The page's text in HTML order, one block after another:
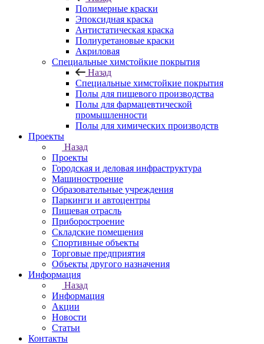
Полимерные краски
Эпоксидная краска
Антистатическая краска
Полиуретановые краски
Акриловая
Специальные химстойкие покрытия
Назад
Специальные химстойкие покрытия
Полы для пищевого производства
Полы для фармацевтической
промышленности
Полы для химических производств
Проекты
Назад
Проекты
Городская и деловая инфраструктура
Машиностроение
Образовательные учреждения
Паркинги и автоцентры
Пищевая отрасль
Приборостроение
Складские помещения
Спортивные объекты
Торговые предприятия
Объекты другого назначения
Информация
Назад
Информация
Акции
Новости
Статьи
Контакты